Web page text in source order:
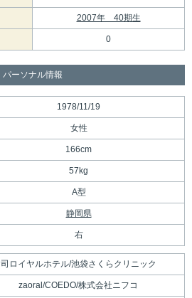
2007年 40期生
0
パーソナル情報
1978/11/19
女性
166cm
57kg
A型
静岡県
右
司ロイヤルホテル/池袋さくらクリニック
zaoral/COEDO/株式会社ニフコ